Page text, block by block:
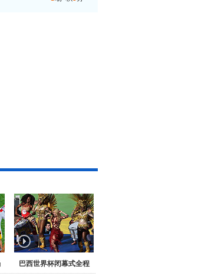
巴西世界杯闭幕式全程